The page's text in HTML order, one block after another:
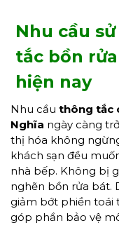
Nhu cầu
tắc bồn
hiện nay
Nhu cầu thông tắc
Nghĩa ngày càng
thị hóa không
khách sạn đều
nhà bếp. Không bị
nghẽn bồn rửa bát.
giảm bớt phiền toái
góp phần bảo vệ